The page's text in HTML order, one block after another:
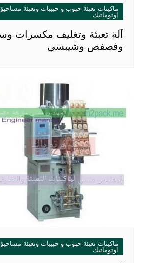
ماكينات تعبئة حبوب و حبيبات وتعبئة
اوتوماتيك
آلة تعبئة وتغليف مكسرات
وفصفص وشيبسي
ماكينات تعبئة حبوب و حبيبات وتعبئة
اوتوماتيك